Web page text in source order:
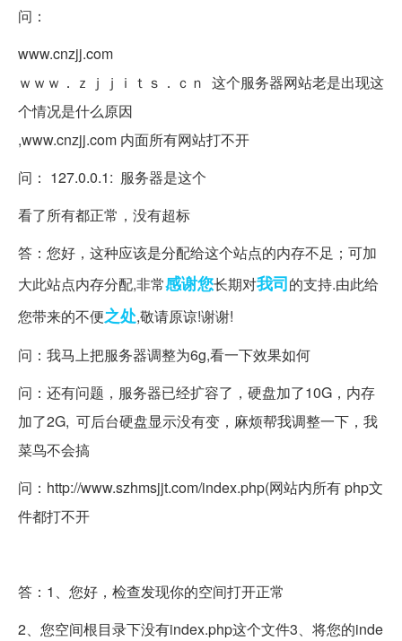
问：
www.cnzjj.com
ｗｗｗ．ｚｊｊｉｔｓ．ｃｎ 这个服务器网站老是出现这
个情况是什么原因
,www.cnzjj.com 内面所有网站打不开
问： 127.0.0.1: 服务器是这个
看了所有都正常，没有超标
答：您好，这种应该是分配给这个站点的内存不足；可加
大此站点内存分配,非常感谢您长期对我司的支持.由此给
您带来的不便之处,敬请原谅!谢谢!
问：我马上把服务器调整为6g,看一下效果如何
问：还有问题，服务器已经扩容了，硬盘加了10G，内存
加了2G, 可后台硬盘显示没有变，麻烦帮我调整一下，我
菜鸟不会搞
问：http://www.szhmsjjt.com/index.php(网站内所有 php文
件都打不开
答：1、您好，检查发现你的空间打开正常
2、您空间根目录下没有index.php这个文件3、将您的inde